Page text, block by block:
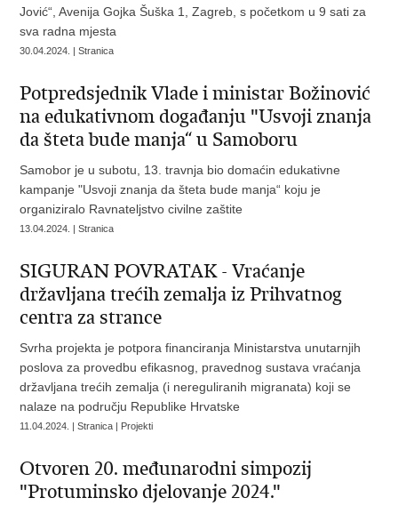
Jović“, Avenija Gojka Šuška 1, Zagreb, s početkom u 9 sati za
sva radna mjesta
30.04.2024. | Stranica
Potpredsjednik Vlade i ministar Božinović
na edukativnom događanju "Usvoji znanja
da šteta bude manja“ u Samoboru
Samobor je u subotu, 13. travnja bio domaćin edukativne
kampanje "Usvoji znanja da šteta bude manja“ koju je
organiziralo Ravnateljstvo civilne zaštite
13.04.2024. | Stranica
SIGURAN POVRATAK - Vraćanje
državljana trećih zemalja iz Prihvatnog
centra za strance
Svrha projekta je potpora financiranja Ministarstva unutarnjih
poslova za provedbu efikasnog, pravednog sustava vraćanja
državljana trećih zemalja (i nereguliranih migranata) koji se
nalaze na području Republike Hrvatske
11.04.2024. | Stranica | Projekti
Otvoren 20. međunarodni simpozij
"Protuminsko djelovanje 2024."